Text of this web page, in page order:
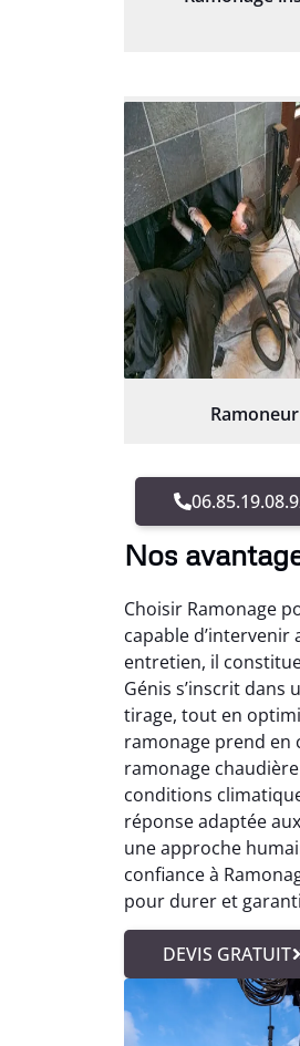
Ramoneur
Nos
Choisir Ramonage
capable
entretien, il
Génis s’inscrit
tirage, tout en
ramonage prend en
ramonage
conditions
réponse adaptée
une approche
confiance à
pour durer et
DEVIS GRATUIT